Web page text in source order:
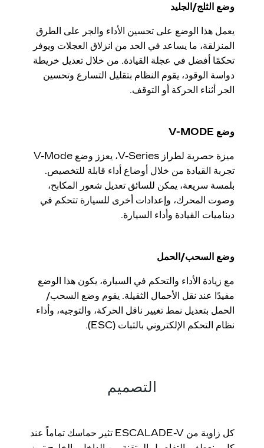
وضع الثلج/الجليد
يعمل هذا الوضع على تحسين الأداء والجر على الطرق
المنزلقة، ما يساعد في الحد من انزلاق العجلات ويوفر
تحكمًا أفضل في عجلة القيادة. من خلال تعديل خريطة
دواسة الوقود، يقوم النظام بتقليل التسارع وتحسين
الجر أثناء الحركة أو التوقف.
وضع V-MODE
ميزة حصرية لطراز V-Series، يعزز وضع V-Mode
تجربة القيادة من خلال أوضاع أداء قابلة للتخصيص.
بلمسة سريعة، يمكن للسائق تعديل شعور المكابح،
وصوت المحرك، وإعدادات أخرى للسيارة تتحكم في
ديناميات القيادة وأداء السيارة.
وضع السحب/الحمل
مع زيادة الأداء والتحكم في السيارة، يكون هذا الوضع
مفيدًا عند نقل الأحمال الثقيلة. يقوم وضع السحب/
الحمل بتعديل نمط تغيير ناقل الحركة، والتوجيه، وأداء
نظام التحكم الإلكتروني بالثبات (ESC).
التصميم
كل زاوية من ESCALADE -
V تثير حماسك تماماً عند